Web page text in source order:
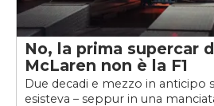
No, la prima supercar
McLaren non è la F1
Due decadi e mezzo in anticipo
esisteva – seppur in una